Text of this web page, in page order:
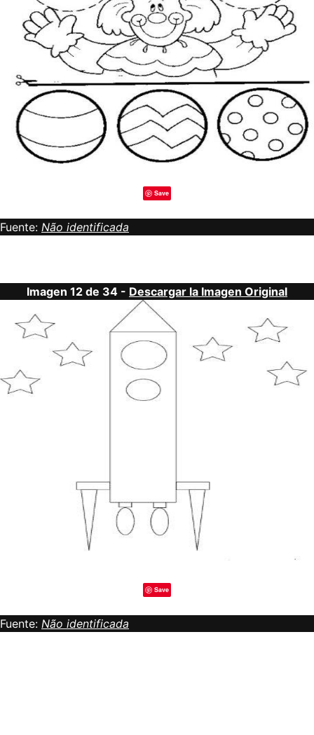
Save
Fuente: Não identificada
Imagen 12 de 34 - Descargar la Imagen Original
Save
Fuente: Não identificada